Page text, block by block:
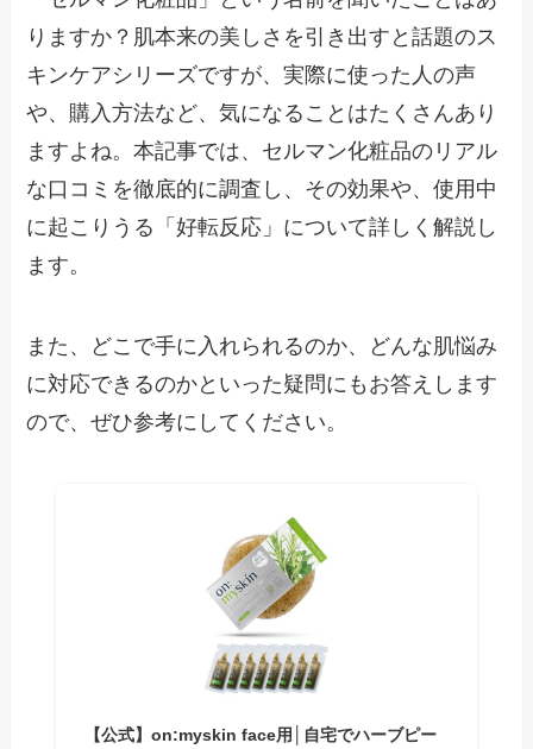
りますか？肌本来の美しさを引き出すと話題のス
キンケアシリーズですが、実際に使った人の声
や、購入方法など、気になることはたくさんあり
ますよね。本記事では、セルマン化粧品のリアル
な口コミを徹底的に調査し、その効果や、使用中
に起こりうる「好転反応」について詳しく解説し
ます。
また、どこで手に入れられるのか、どんな肌悩み
に対応できるのかといった疑問にもお答えします
ので、ぜひ参考にしてください。
【公式】on:myskin face用│自宅でハーブピー